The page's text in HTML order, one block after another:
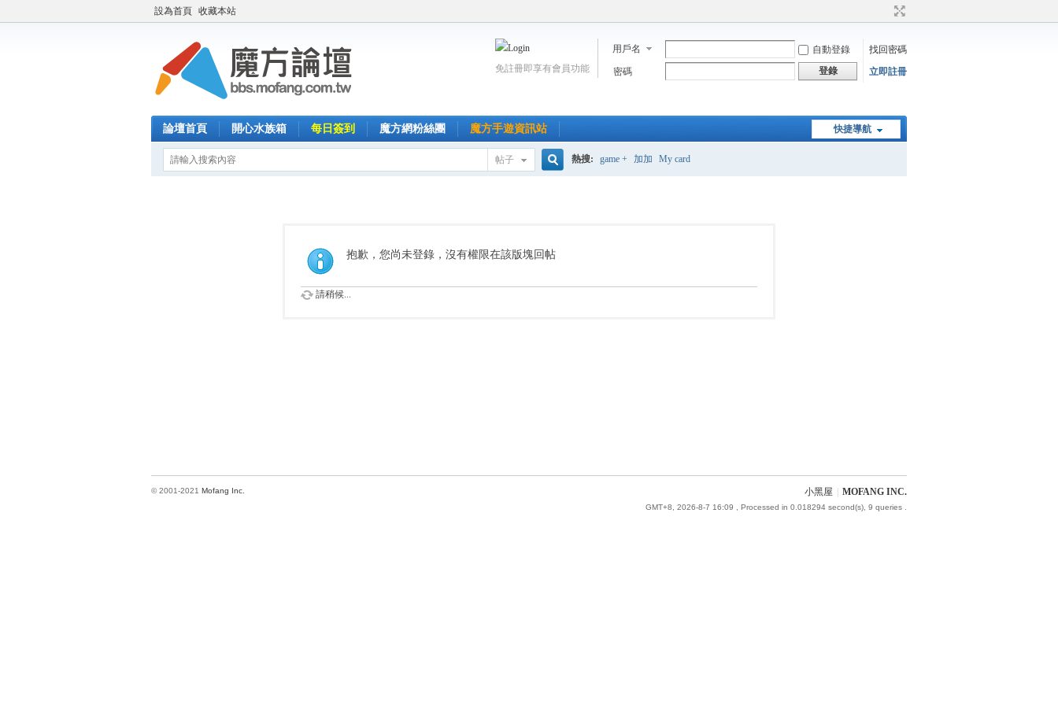
設為首頁 收藏本站
用戶名 自動登錄
找回密碼
密碼
登錄 立即註冊
免註冊即享有會員功能
快捷導航
論壇首頁 開心水族箱 每日簽到 魔方網粉絲團 魔方手遊資訊站
帖子
索
熱搜: game + 加加 My card
抱歉，您尚未登錄，沒有權限在該版塊回帖
請稍候...
小黑屋 MOFANG INC.
GMT+8, 2026-8-7 16:09 , Processed in 0.018294 second(s), 9 queries .
© 2001-2021 Mofang Inc.